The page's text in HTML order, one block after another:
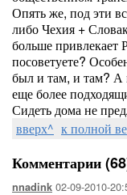
Опять же, под эти
либо Чехия +
больше
посоветуете?
был и там, и там? А
еще более
Сидеть дома не
вверх^ к полной
Комментарии
nnadink 02-09-2010-